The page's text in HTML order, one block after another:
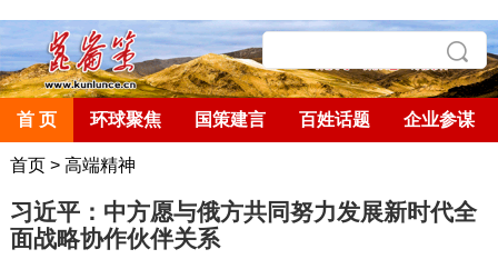
首 页 环球聚焦 国策建言 百姓话题 企业参谋
首页> 高端精神
习近平：中方愿与俄方共同努力发展新时代全
面战略协作伙伴关系